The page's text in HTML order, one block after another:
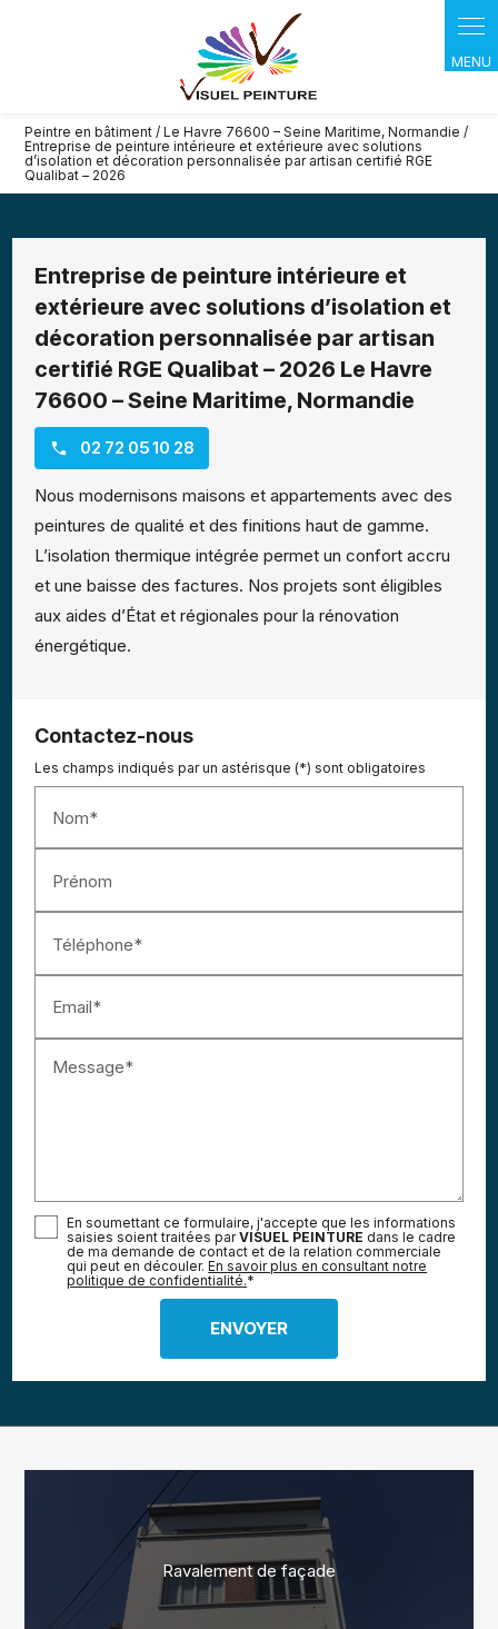
Peintre en bâtiment / Le Havre 76600 – Seine Maritime, Normandie /
Entreprise de peinture intérieure et extérieure avec solutions
d’isolation et décoration personnalisée par artisan certifié RGE
Qualibat – 2026
Entreprise de peinture intérieure et
extérieure avec solutions d’isolation et
décoration personnalisée par artisan
certifié RGE Qualibat – 2026 Le Havre
76600 – Seine Maritime, Normandie
02 72 05 10 28
Nous modernisons maisons et appartements avec des
peintures de qualité et des finitions haut de gamme.
L’isolation thermique intégrée permet un confort accru
et une baisse des factures. Nos projets sont éligibles
aux aides d’État et régionales pour la rénovation
énergétique.
Contactez-nous
Les champs indiqués par un astérisque (*) sont obligatoires
Nom*
Prénom
Téléphone*
Email*
Message*
En soumettant ce formulaire, j'accepte que les informations
saisies soient traitées parVISUEL PEINTURE dans le cadre
de ma demande de contact et de la relation commerciale
qui peut en découler.En savoir plus en consultant notre
politique de confidentialité.*
Ravalement de façade